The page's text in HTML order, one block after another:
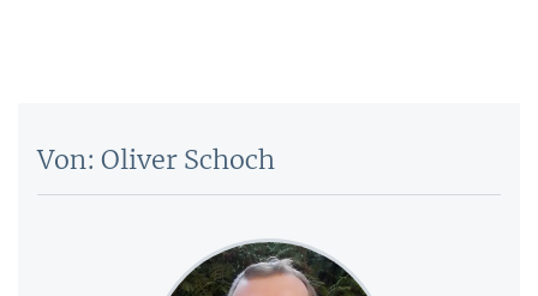
Von: Oliver Schoch